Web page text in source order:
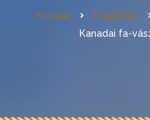
Főoldal Projektek
Kanadai fa-